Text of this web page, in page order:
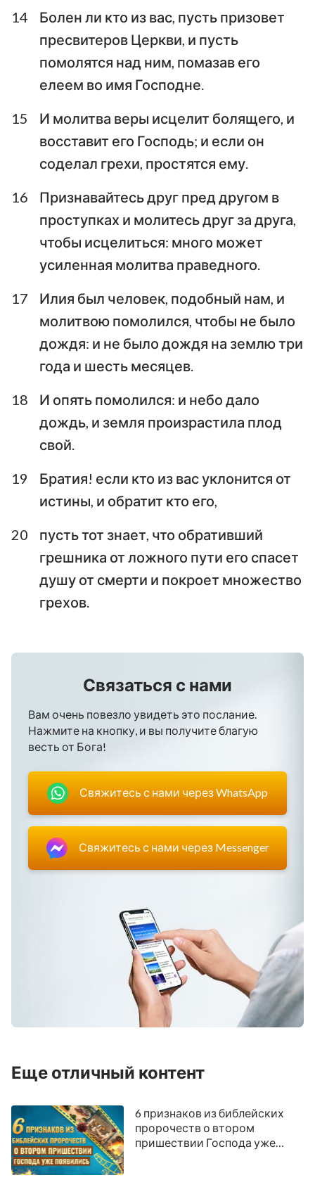
1 2 3 4 5
14
Болен ли кто из вас, пусть призовет
пресвитеров Церкви, и пусть
помолятся над ним, помазав его
елеем во имя Господне.
15
И молитва веры исцелит болящего, и
восставит его Господь; и если он
соделал грехи, простятся ему.
16
Признавайтесь друг пред другом в
проступках и молитесь друг за друга,
чтобы исцелиться: много может
усиленная молитва праведного.
17
Илия был человек, подобный нам, и
молитвою помолился, чтобы не было
дождя: и не было дождя на землю три
года и шесть месяцев.
18
И опять помолился: и небо дало
дождь, и земля произрастила плод
свой.
19
Братия! если кто из вас уклонится от
истины, и обратит кто его,
20
пусть тот знает, что обративший
грешника от ложного пути его спасет
душу от смерти и покроет множество
грехов.
Связаться с нами
Вам очень повезло увидеть это послание.
Нажмите на кнопку, и вы получите благую
весть от Бога!
Свяжитесь с нами через WhatsApp
Свяжитесь с нами через Messenger
Еще отличный контент
6 признаков из библейских
пророчеств о втором
пришествии Господа уже